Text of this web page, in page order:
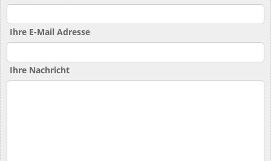
Ihre E-Mail Adresse
Ihre Nachricht